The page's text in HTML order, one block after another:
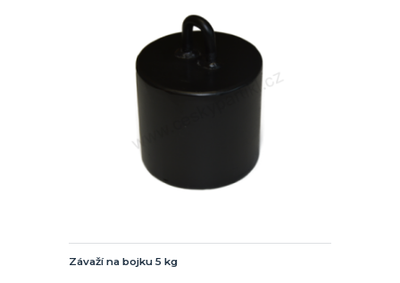
Závaží na bojku 5 kg